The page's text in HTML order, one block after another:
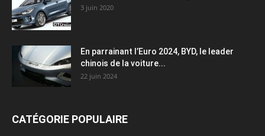
3 juin 2020
En parrainant l’Euro 2024, BYD, le leader
chinois de la voiture...
22 juin 2024
CATÉGORIE POPULAIRE